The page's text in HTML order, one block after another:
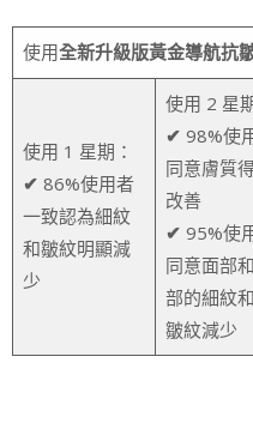
使用全新升級版黃金導航抗
使用 1 星期：
✔ 86%使用者
一致認為細紋
和皺紋明顯減
少
使用 2 星
✔ 98%使
同意膚質
改善
✔ 95%使
同意面部
部的細紋和
皺紋減少